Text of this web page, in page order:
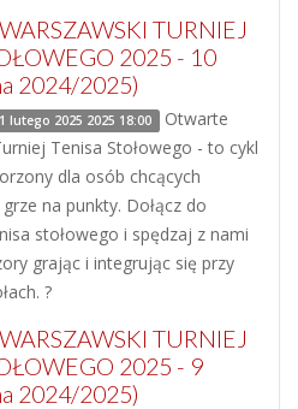
TURNIEJ
2025 - 10
2024/2025)
lutego 2025 2025 18:00 Otwarte
Tenisa Stołowego - to cykl
dla osób chcących
na punkty. Dołącz do
stołowego i spędzaj z nami
grając i integrując się przy
?
TURNIEJ
2025 - 9
2024/2025)